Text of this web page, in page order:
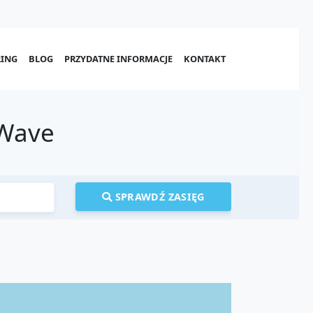
BLOG PRZYDATNE INFORMACJE KONTAKT
SPRAWDŹ ZASIĘG